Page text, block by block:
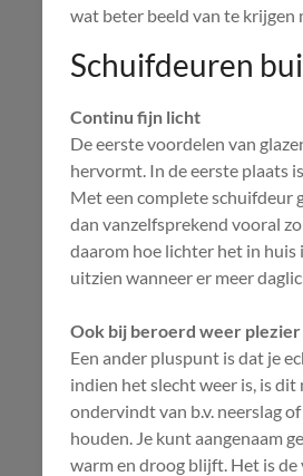
wat beter beeld van te krijgen
Schuifdeuren
Continu fijn licht
De eerste voordelen van
hervormt. In de eerste plaats
Met een complete schuifdeur
dan vanzelfsprekend vooral
daarom hoe lichter het in huis
uitzien wanneer er meer
Ook bij beroerd weer
Een ander pluspunt is dat je
indien het slecht weer is, is
ondervindt van b.v. neerslag
houden. Je kunt aangenaam
warm en droog blijft. Het is